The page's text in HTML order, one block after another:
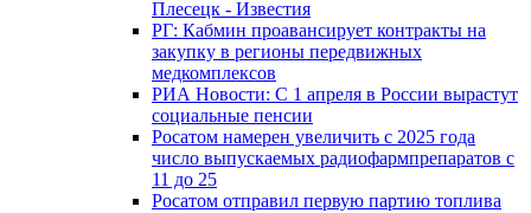
Плесецк - Известия
РГ: Кабмин проавансирует контракты на
закупку в регионы передвижных
медкомплексов
РИА Новости: С 1 апреля в России вырастут
социальные пенсии
Росатом намерен увеличить с 2025 года
число выпускаемых радиофармпрепаратов с
11 до 25
Росатом отправил первую партию топлива